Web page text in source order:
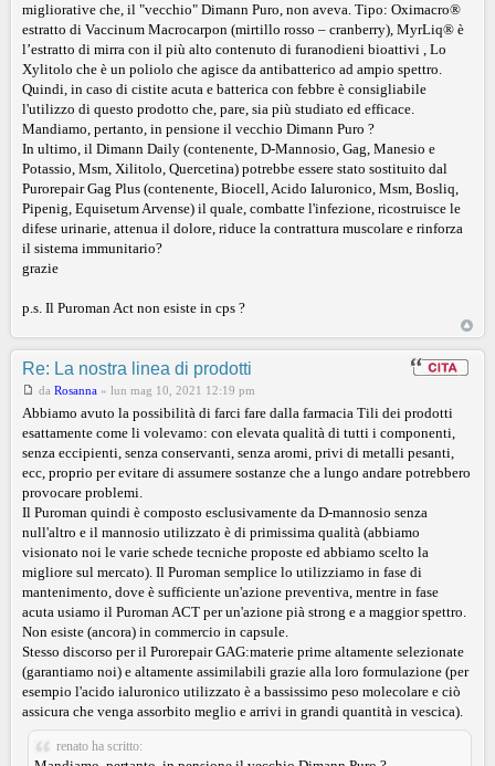
migliorative che, il "vecchio" Dimann Puro, non aveva. Tipo: Oximacro®
estratto di Vaccinum Macrocarpon (mirtillo rosso – cranberry), MyrLiq® è
l’estratto di mirra con il più alto contenuto di furanodieni bioattivi , Lo
Xylitolo che è un poliolo che agisce da antibatterico ad ampio spettro.
Quindi, in caso di cistite acuta e batterica con febbre è consigliabile
l'utilizzo di questo prodotto che, pare, sia più studiato ed efficace.
Mandiamo, pertanto, in pensione il vecchio Dimann Puro ?
In ultimo, il Dimann Daily (contenente, D-Mannosio, Gag, Manesio e
Potassio, Msm, Xilitolo, Quercetina) potrebbe essere stato sostituito dal
Purorepair Gag Plus (contenente, Biocell, Acido Ialuronico, Msm, Bosliq,
Pipenig, Equisetum Arvense) il quale, combatte l'infezione, ricostruisce le
difese urinarie, attenua il dolore, riduce la contrattura muscolare e rinforza
il sistema immunitario?
grazie
p.s. Il Puroman Act non esiste in cps ?
Re: La nostra linea di prodotti
da Rosanna » lun mag 10, 2021 12:19 pm
Abbiamo avuto la possibilità di farci fare dalla farmacia Tili dei prodotti
esattamente come li volevamo: con elevata qualità di tutti i componenti,
senza eccipienti, senza conservanti, senza aromi, privi di metalli pesanti,
ecc, proprio per evitare di assumere sostanze che a lungo andare potrebbero
provocare problemi.
Il Puroman quindi è composto esclusivamente da D-mannosio senza
null'altro e il mannosio utilizzato è di primissima qualità (abbiamo
visionato noi le varie schede tecniche proposte ed abbiamo scelto la
migliore sul mercato). Il Puroman semplice lo utilizziamo in fase di
mantenimento, dove è sufficiente un'azione preventiva, mentre in fase
acuta usiamo il Puroman ACT per un'azione pià strong e a maggior spettro.
Non esiste (ancora) in commercio in capsule.
Stesso discorso per il Purorepair GAG:materie prime altamente selezionate
(garantiamo noi) e altamente assimilabili grazie alla loro formulazione (per
esempio l'acido ialuronico utilizzato è a bassissimo peso molecolare e ciò
assicura che venga assorbito meglio e arrivi in grandi quantità in vescica).
renato ha scritto: